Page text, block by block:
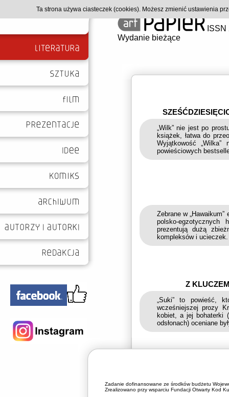
Wydanie bieżące
„Wilk” nie jest po
książek, łatwa do
Wyjątkowość
powieściowych
Zebrane w
polsko-egzotycznych
prezentują dużą
kompleksów i ucieczek.
Z
„Suki” to powieść,
wcześniejszej prozy
kobiet, a jej bohaterki
odsłonach) oceniane
Zadanie dofinansowane ze środków budżetu
Zrealizowano przy wsparciu Fundacji Otwarty Kod
Ta strona używa ciasteczek (cookies). Możesz zmienić ustawienia